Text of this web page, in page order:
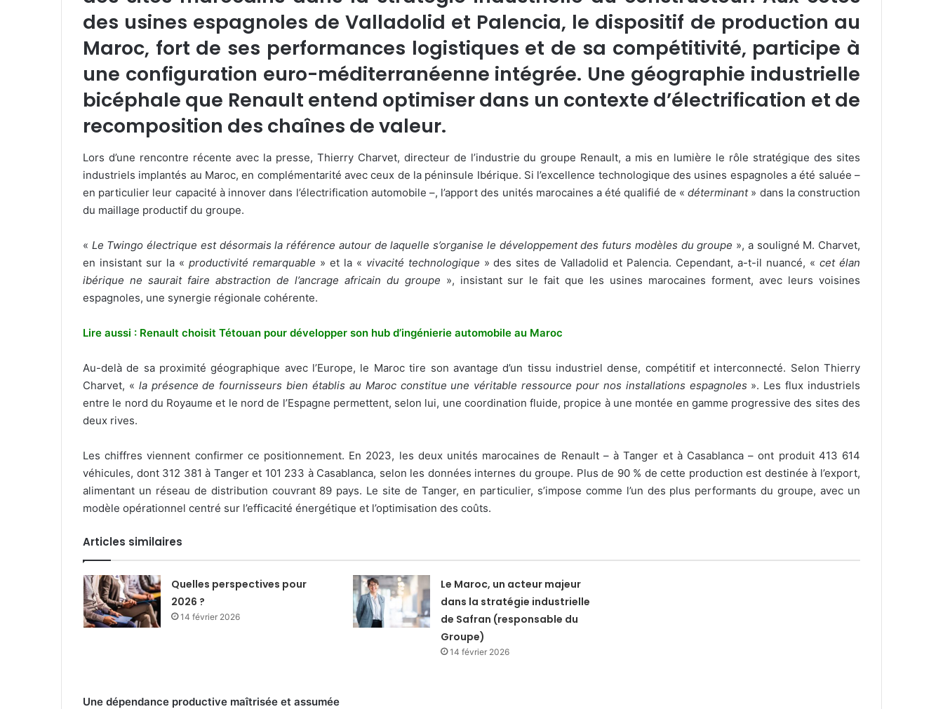
des usines espagnoles de Valladolid et Palencia, le dispositif de production au
Maroc, fort de ses performances logistiques et de sa compétitivité, participe à
une configuration euro-méditerranéenne intégrée. Une géographie industrielle
bicéphale que Renault entend optimiser dans un contexte d’électrification et de
recomposition des chaînes de valeur.
Lors d’une rencontre récente avec la presse, Thierry Charvet, directeur de l’industrie du groupe Renault, a mis en lumière le rôle stratégique des sites
industriels implantés au Maroc, en complémentarité avec ceux de la péninsule Ibérique. Si l’excellence technologique des usines espagnoles a été saluée –
en particulier leur capacité à innover dans l’électrification automobile –, l’apport des unités marocaines a été qualifié de «déterminant» dans la construction
du maillage productif du groupe.
« Le Twingo électrique est désormais la référence autour de laquelle s’organise le développement des futurs modèles du groupe », a souligné M. Charvet,
en insistant sur la « productivité remarquable » et la « vivacité technologique » des sites de Valladolid et Palencia. Cependant, a-t-il nuancé, «cet élan
ibérique ne saurait faire abstraction de l’ancrage africain du groupe », insistant sur le fait que les usines marocaines forment, avec leurs voisines
espagnoles, une synergie régionale cohérente.
Lire aussi : Renault choisit Tétouan pour développer son hub d’ingénierie automobile au Maroc
Au-delà de sa proximité géographique avec l’Europe, le Maroc tire son avantage d’un tissu industriel dense, compétitif et interconnecté. Selon Thierry
Charvet, « la présence de fournisseurs bien établis au Maroc constitue une véritable ressource pour nos installations espagnoles ». Les flux industriels
entre le nord du Royaume et le nord de l’Espagne permettent, selon lui, une coordination fluide, propice à une montée en gamme progressive des sites des
deux rives.
Les chiffres viennent confirmer ce positionnement. En 2023, les deux unités marocaines de Renault – à Tanger et à Casablanca – ont produit 413 614
véhicules, dont 312 381 à Tanger et 101 233 à Casablanca, selon les données internes du groupe. Plus de 90 % de cette production est destinée à l’export,
alimentant un réseau de distribution couvrant 89 pays. Le site de Tanger, en particulier, s’impose comme l’un des plus performants du groupe, avec un
modèle opérationnel centré sur l’efficacité énergétique et l’optimisation des coûts.
Articles similaires
Quelles perspectives pour
2026 ?
14 février 2026
Le Maroc, un acteur majeur
dans la stratégie industrielle
de Safran (responsable du
Groupe)
14 février 2026
Une dépendance productive maîtrisée et assumée